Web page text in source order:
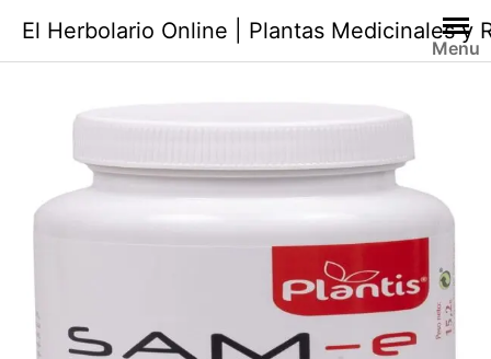
contenido
El Herbolario Online | Plantas Medicinales y
Menu